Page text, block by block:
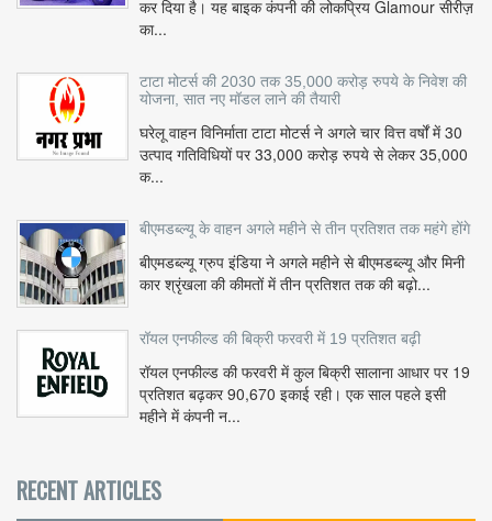
कर दिया है। यह बाइक कंपनी की लोकप्रिय Glamour सीरीज़
का...
टाटा मोटर्स की 2030 तक 35,000 करोड़ रुपये के निवेश की
योजना, सात नए मॉडल लाने की तैयारी
घरेलू वाहन विनिर्माता टाटा मोटर्स ने अगले चार वित्त वर्षों में 30
उत्पाद गतिविधियों पर 33,000 करोड़ रुपये से लेकर 35,000
क...
बीएमडब्ल्यू के वाहन अगले महीने से तीन प्रतिशत तक महंगे होंगे
बीएमडब्ल्यू ग्रुप इंडिया ने अगले महीने से बीएमडब्ल्यू और मिनी
कार श्रृंखला की कीमतों में तीन प्रतिशत तक की बढ़ो...
रॉयल एनफील्ड की बिक्री फरवरी में 19 प्रतिशत बढ़ी
रॉयल एनफील्ड की फरवरी में कुल बिक्री सालाना आधार पर 19
प्रतिशत बढ़कर 90,670 इकाई रही। एक साल पहले इसी
महीने में कंपनी न...
RECENT ARTICLES